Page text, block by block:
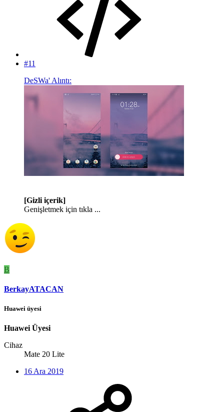
#11
DeSWa' Alıntı:
[Gizli içerik]
Genişletmek için tıkla ...
B
BerkayATACAN
Huawei üyesi
Huawei Üyesi
Cihaz
Mate 20 Lite
16 Ara 2019